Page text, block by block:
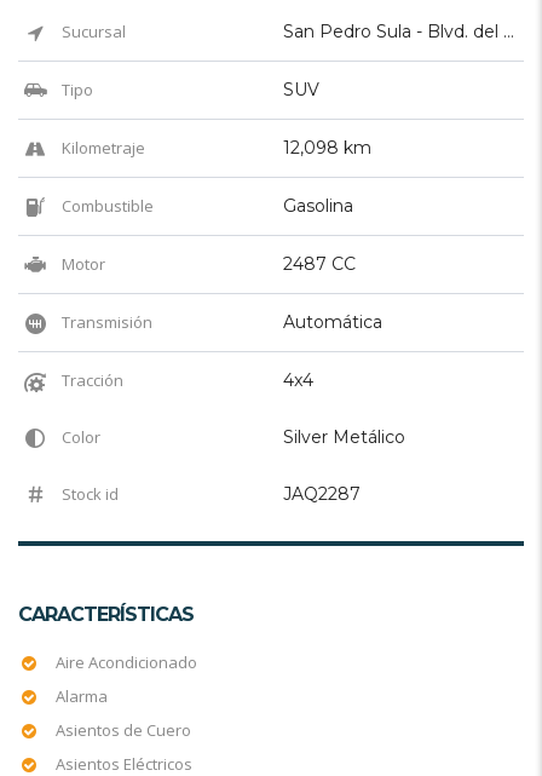
Sucursal San Pedro Sula - Blvd. del Sur
Tipo SUV
Kilometraje 12,098 km
Combustible Gasolina
Motor 2487 CC
Transmisión Automática
Tracción 4x4
Color Silver Metálico
Stock id JAQ2287
CARACTERÍSTICAS
Aire Acondicionado
Alarma
Asientos de Cuero
Asientos Eléctricos